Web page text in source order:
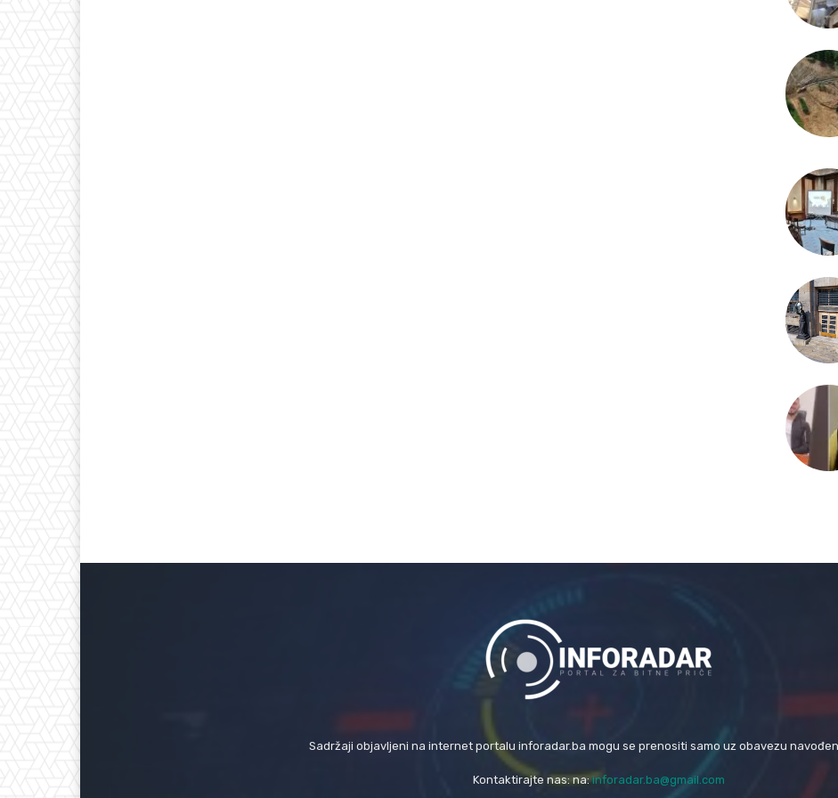
Sadržaji objavljeni na internet portalu inforadar.ba mogu se prenositi samo uz obavezu
Kontaktirajte nas: na:inforadar.ba@gmail.com